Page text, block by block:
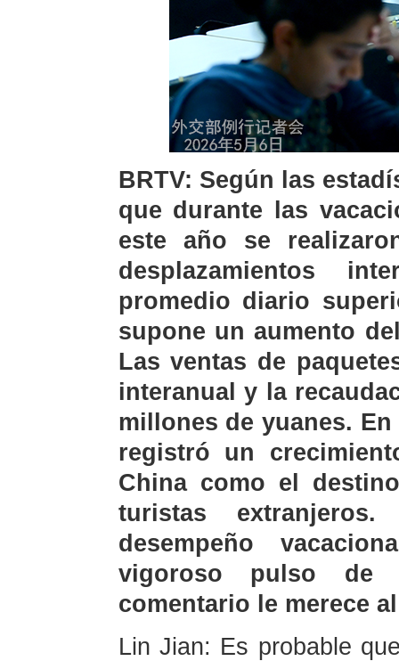
BRTV: Según las
que durante las
este año se
desplazamientos
promedio diario
supone un aumento
Las ventas de
interanual y la
millones de yuanes.
registró un
China como el
turistas
desempeño
vigoroso pulso de
comentario le merece
Lin Jian: Es probable